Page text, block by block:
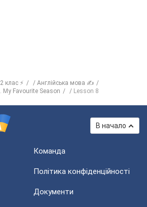
2 клас ⚡
Англійська мова ✍
My Favourite Season Lesson 8
В начало
Команда
Політика конфіденційності
Документи